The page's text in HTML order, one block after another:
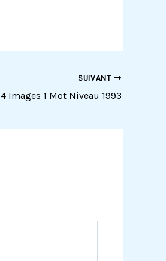
SUIVANT
4 Images 1 Mot Niveau 1993